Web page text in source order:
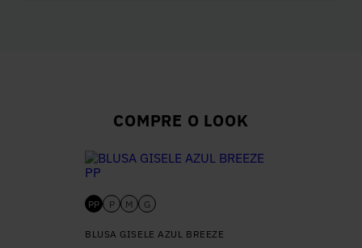
COMPRE O LOOK
PP P M G
BLUSA GISELE AZUL BREEZE